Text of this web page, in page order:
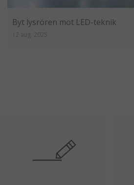
Byt lysrören mot LED-teknik